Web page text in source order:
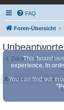
FAQ
Foren-Übersicht
Zur erweiterten Suche
Es wurden keine
This board
experience. In
You can find out